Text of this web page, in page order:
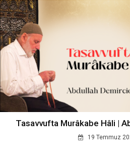
Tasavvufta Murâkabe Hâli |
19 Temmuz